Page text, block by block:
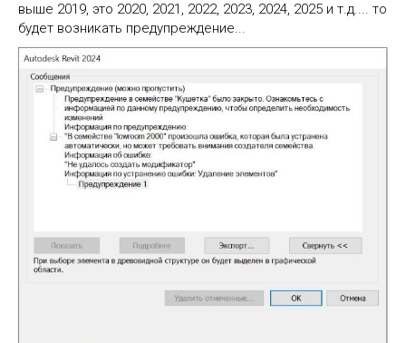
выше 2019, это 2020, 2021, 2022, 2023, 2024, 2025 и т.д.... то
будет возникать предупреждение...